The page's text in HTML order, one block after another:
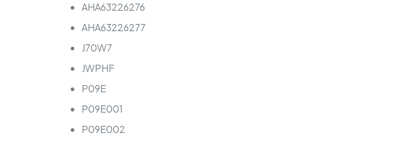
AHA63226276
AHA63226277
J70W7
JWPHF
P09E
P09E001
P09E002